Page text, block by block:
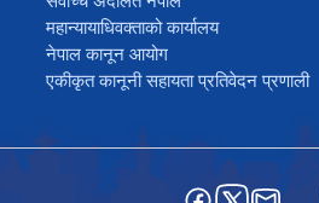
महान्यायाधिवक्ताको कार्यालय
नेपाल कानून आयोग
एकीकृत कानूनी सहायता प्रतिवेदन प्रणाली